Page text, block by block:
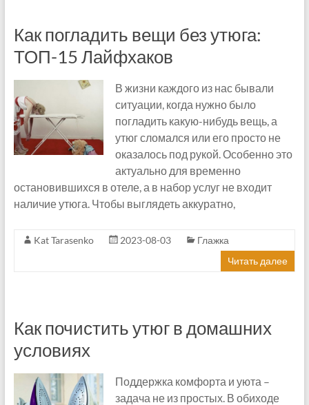
Как погладить вещи без утюга:
ТОП-15 Лайфхаков
В жизни каждого из нас бывали
ситуации, когда нужно было
погладить какую-нибудь вещь, а
утюг сломался или его просто не
оказалось под рукой. Особенно это
актуально для временно
остановившихся в отеле, а в набор услуг не входит
наличие утюга. Чтобы выглядеть аккуратно,
Kat Tarasenko 2023-08-03
Глажка
Читать далее
Как почистить утюг в домашних
условиях
Поддержка комфорта и уюта –
задача не из простых. В обиходе